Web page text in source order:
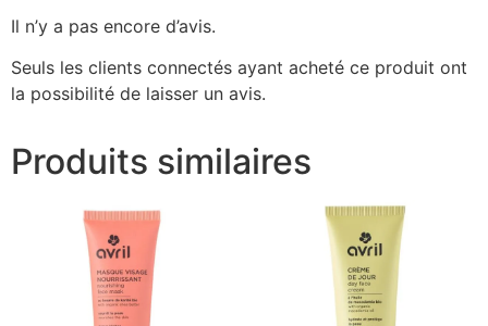
Il n’y a pas encore d’avis.
Seuls les clients connectés ayant acheté ce produit ont
la possibilité de laisser un avis.
Produits similaires